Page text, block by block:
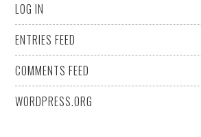
LOG IN
ENTRIES FEED
COMMENTS FEED
WORDPRESS.ORG